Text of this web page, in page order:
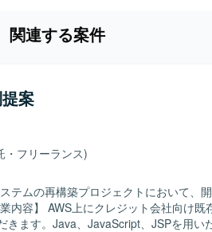
関連する案件
案
・フリーランス)
テムの再構築プロジェクトにおいて、
きます。Java、JavaScript、JSPを用い